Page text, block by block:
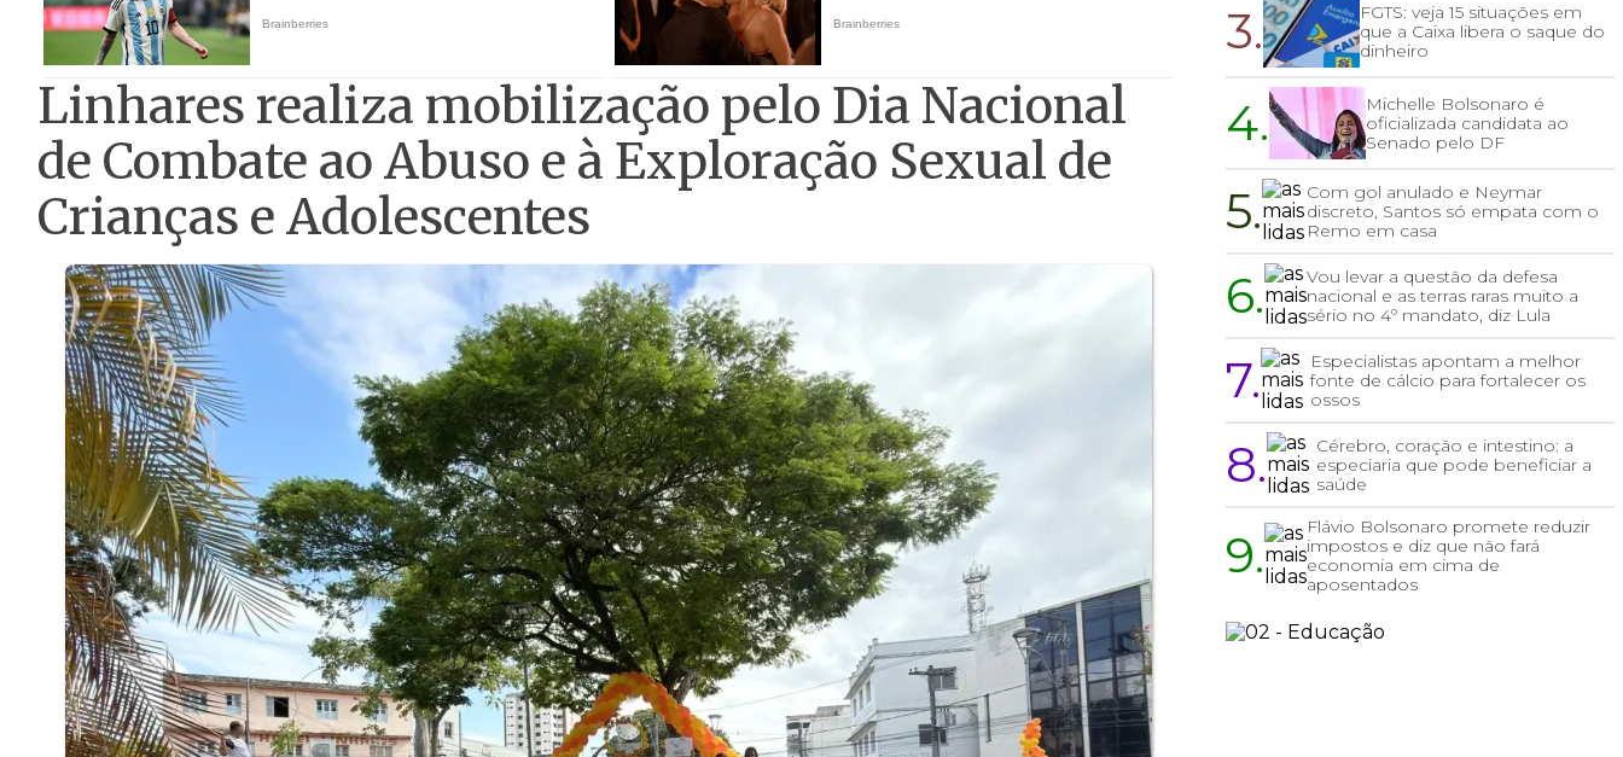
Linhares realiza mobilização pelo Dia Nacional
de Combate ao Abuso e à Exploração Sexual de
Crianças e Adolescentes
3.
FGTS: veja 15 situações em
que a Caixa libera o saque do
dinheiro
4.
Michelle Bolsonaro é
oficializada candidata ao
Senado pelo DF
5.
Com gol anulado e Neymar
discreto, Santos só empata com o
Remo em casa
6.
Vou levar a questão da defesa
nacional e as terras raras muito a
sério no 4º mandato, diz Lula
7.
Especialistas apontam a melhor
fonte de cálcio para fortalecer os
ossos
8.
Cérebro, coração e intestino: a
especiaria que pode beneficiar a
saúde
9.
Flávio Bolsonaro promete reduzir
impostos e diz que não fará
economia em cima de
aposentados